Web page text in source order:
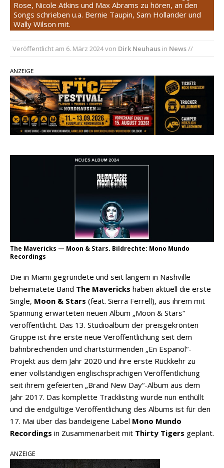
„Choosin‘ Texas“ gehört zu den größten Hits
aller Zeiten
Talks“ – eine Hymne auf unvergessliche
Country Music Hot News – 9. August 2026:
Morgan Wallen, Dolly Parton und Riley Green im
Fokus
Rose, Nicole Atkins und Max Abrams zu hören, an den
Songs schrieben u.a. Bernie Taupin, Sam Hollander und
Wally Wilson mit.
Veröffentlicht am 6. März 2024von Dirk Neuhaus in News//
ANZEIGE
The Mavericks — Moon & Stars. Bildrechte: Mono Mundo
Recordings
Die in Miami gegründete und seit langem in Nashville
beheimatete Band The Mavericks haben aktuell die erste
Single, Moon & Stars (feat. Sierra Ferrell), aus ihrem mit
Spannung erwarteten neuen Album „Moon & Stars“
veröffentlicht. Das 13. Studioalbum der preisgekrönten
Gruppe ist ihre erste neue Veröffentlichung seit dem
bahnbrechenden und chartstürmenden „En Espanol“-
Projekt aus dem Jahr 2020 und ihre erste Rückkehr zu
einer vollständigen englischsprachigen Veröffentlichung
seit ihrem gefeierten „Brand New Day“-Album aus dem
Jahr 2017. Das komplette Tracklisting wurde nun enthüllt
und die endgültige Veröffentlichung des Albums ist für den
17. Mai über das bandeigene Label Mono Mundo
Recordings in Zusammenarbeit mit Thirty Tigers geplant.
ANZEIGE